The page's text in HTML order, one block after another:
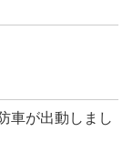
車が出動しまし